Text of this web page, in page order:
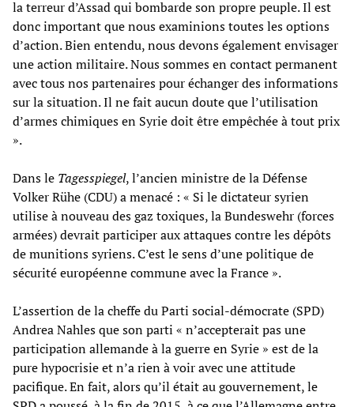
la terreur d’Assad qui bombarde son propre peuple. Il est
donc important que nous examinions toutes les options
d’action. Bien entendu, nous devons également envisager
une action militaire. Nous sommes en contact permanent
avec tous nos partenaires pour échanger des informations
sur la situation. Il ne fait aucun doute que l’utilisation
d’armes chimiques en Syrie doit être empêchée à tout prix
».
Dans le Tagesspiegel, l’ancien ministre de la Défense
Volker Rühe (CDU) a menacé : « Si le dictateur syrien
utilise à nouveau des gaz toxiques, la Bundeswehr (forces
armées) devrait participer aux attaques contre les dépôts
de munitions syriens. C’est le sens d’une politique de
sécurité européenne commune avec la France ».
L’assertion de la cheffe du Parti social-démocrate (SPD)
Andrea Nahles que son parti « n’accepterait pas une
participation allemande à la guerre en Syrie » est de la
pure hypocrisie et n’a rien à voir avec une attitude
pacifique. En fait, alors qu’il était au gouvernement, le